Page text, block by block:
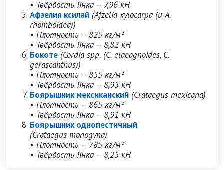
• Твёрдость Янка – 7,96 кН
Афзелия ксилай (Afzelia xylocarpa (и A.
rhomboidea))
• Плотность – 825 кг/м³
• Твёрдость Янка – 8,82 кН
Бокоте (Cordia spp. (C. elaeagnoides, C.
gerascanthus))
• Плотность – 855 кг/м³
• Твёрдость Янка – 8,95 кН
Боярышник мексиканский (Crataegus mexicana)
• Плотность – 865 кг/м³
• Твёрдость Янка – 8,91 кН
Боярышник однопестичный
(Crataegus monogyna)
• Плотность – 785 кг/м³
• Твёрдость Янка – 8,25 кН